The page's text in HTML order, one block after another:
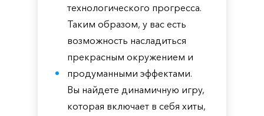
технологического прогресса.
Таким образом, у вас есть
возможность насладиться
прекрасным окружением и
продуманными эффектами.
Вы найдете динамичную игру,
которая включает в себя хиты,